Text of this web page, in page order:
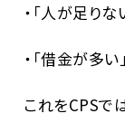
・「人が足りな
・「借金が多い」
これをCPSで